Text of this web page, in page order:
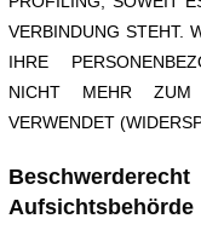
VERBINDUNG STEHT.
IHRE
NICHT MEHR ZUM
VERWENDET
Aufsichtsbehörde